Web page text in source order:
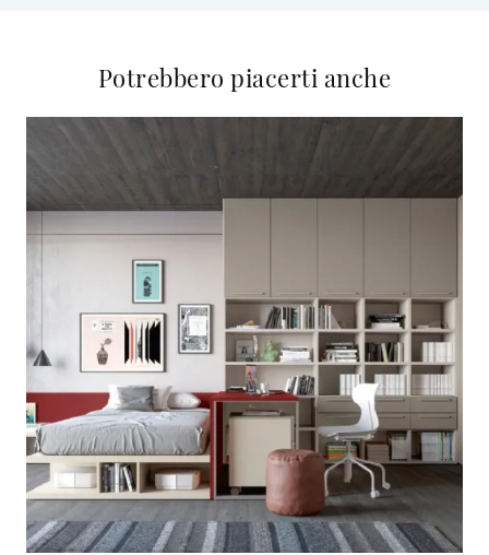
Potrebbero piacerti anche